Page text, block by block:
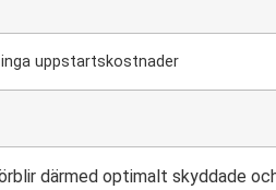
uppstartskostnader
därmed optimalt skyddade